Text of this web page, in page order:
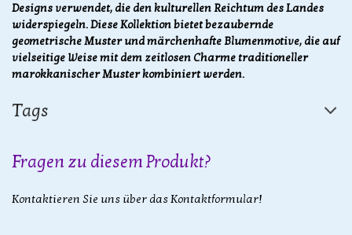
Designs verwendet, die den kulturellen Reichtum des Landes
widerspiegeln. Diese Kollektion bietet bezaubernde
geometrische Muster und märchenhafte Blumenmotive, die auf
vielseitige Weise mit dem zeitlosen Charme traditioneller
marokkanischer Muster kombiniert werden.
Tags
Fragen zu diesem Produkt?
Kontaktieren Sie uns über das Kontaktformular!